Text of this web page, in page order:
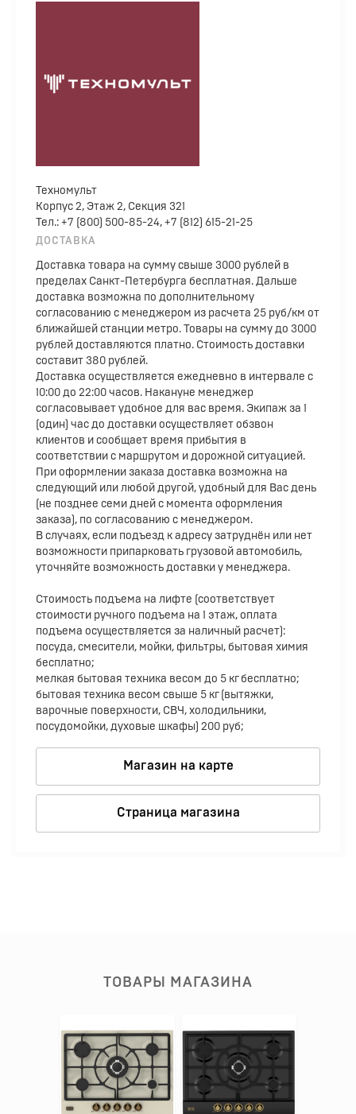
Техномульт
Корпус 2, Этаж 2, Секция 321
Тел.: +7 (800) 500-85-24, +7 (812) 615-21-25
ДОСТАВКА
Доставка товара на сумму свыше 3000 рублей в
пределах Санкт-Петербурга бесплатная. Дальше
доставка возможна по дополнительному
согласованию с менеджером из расчета 25 руб/км от
ближайшей станции метро. Товары на сумму до 3000
рублей доставляются платно. Стоимость доставки
составит 380 рублей.
Доставка осуществляется ежедневно в интервале с
10:00 до 22:00 часов. Накануне менеджер
согласовывает удобное для вас время. Экипаж за 1
(один) час до доставки осуществляет обзвон
клиентов и сообщает время прибытия в
соответствии с маршрутом и дорожной ситуацией.
При оформлении заказа доставка возможна на
следующий или любой другой, удобный для Вас день
(не позднее семи дней с момента оформления
заказа), по согласованию с менеджером.
В случаях, если подъезд к адресу затруднён или нет
возможности припарковать грузовой автомобиль,
уточняйте возможность доставки у менеджера.
Стоимость подъема на лифте (соответствует
стоимости ручного подъема на 1 этаж, оплата
подъема осуществляется за наличный расчет):
посуда, смесители, мойки, фильтры, бытовая химия
бесплатно;
мелкая бытовая техника весом до 5 кг бесплатно;
бытовая техника весом свыше 5 кг (вытяжки,
варочные поверхности, СВЧ, холодильники,
посудомойки, духовые шкафы) 200 руб;
Магазин на карте
Страница магазина
ТОВАРЫ МАГАЗИНА